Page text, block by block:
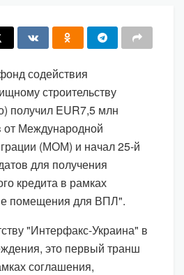
содействия
строительству
получил EUR7,5 млн
от Международной
(МОМ) и начал 25-й
для получения
кредита в рамках
помещения для ВПЛ".
"Интерфакс-Украина" в
это первый транш
соглашения,